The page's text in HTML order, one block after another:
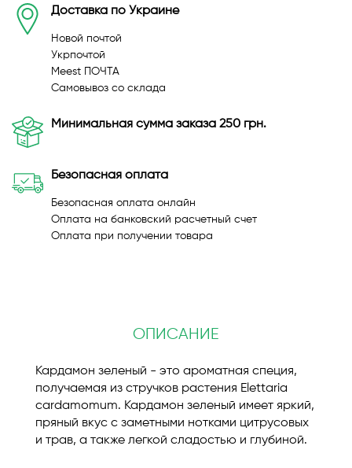
Доставка по Украине
Новой почтой
Укрпочтой
Meest ПОЧТА
Самовывоз со склада
Минимальная сумма заказа 250 грн.
Безопасная оплата
Безопасная оплата онлайн
Оплата на банковский расчетный счет
Оплата при получении товара
ОПИСАНИЕ
Кардамон зеленый - это ароматная специя,
получаемая из стручков растения Elettaria
cardamomum. Кардамон зеленый имеет яркий,
пряный вкус с заметными нотками цитрусовых
и трав, а также легкой сладостью и глубиной.